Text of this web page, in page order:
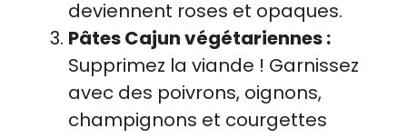
deviennent roses et opaques.
Pâtes Cajun végétariennes :
Supprimez la viande ! Garnissez
avec des poivrons, oignons,
champignons et courgettes